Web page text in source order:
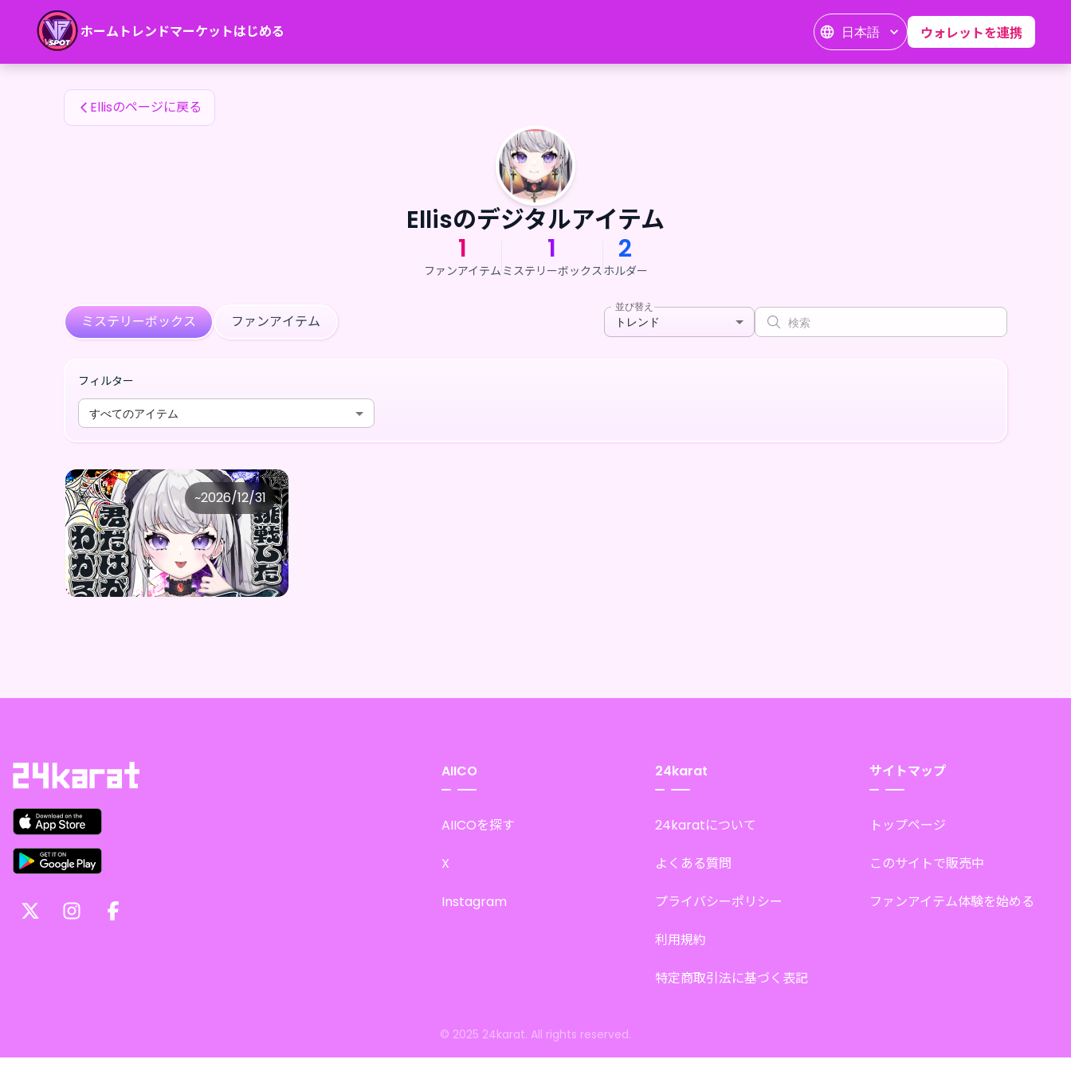
ホーム トレンドマーケットはじめる 日本語 ウォレットを連携
Ellisのファンアイテム
Ellisのページに戻る
Ellisのデジタルアイテム
1
ファンアイテム
1
ミステリーボックス
2
ホルダー
ミステリーボックス ファンアイテム
並び替え
トレンド
フィルター
すべてのアイテム
~2026/12/31
Ellis
Ellis デジタルBOX（全5種）
価格
¥1,000 購入はこちら
AIICO
AIICOを探す
X
Instagram
24karat
24karatについて
よくある質問
プライバシーポリシー
利用規約
特定商取引法に基づく表記
サイトマップ
トップページ
このサイトで販売中
ファンアイテム体験を始める
© 2025 24karat. All rights reserved.
Ellisのファンアイテム — 24karat